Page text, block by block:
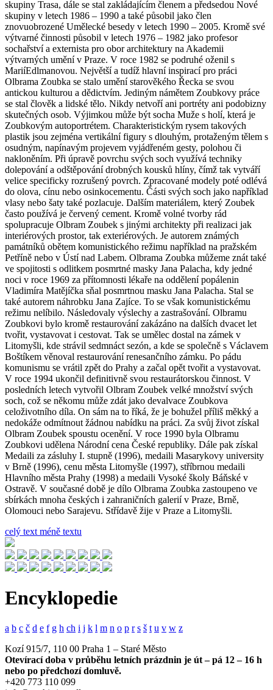
skupiny Trasa, dále se stal zakládajícím členem a předsedou Nové
skupiny v letech 1986 – 1990 a také působil jako člen
znovuobrozené Umělecké besedy v letech 1990 – 2005. Kromě své
výtvarné činnosti působil v letech 1976 – 1982 jako profesor
sochařství a externista pro obor architektury na Akademii
výtvarných umění v Praze. V roce 1982 se podruhé oženil s
MariíEdlmanovou. Největší a tudíž hlavní inspirací pro práci
Olbrama Zoubka se stalo umění starověkého Řecka se svou
antickou kulturou a dědictvím. Jediným námětem Zoubkovy práce
se stal člověk a lidské tělo. Nikdy netvoří ani portréty ani podobizny
skutečných osob. Výjimkou může být socha Muže s holí, která je
Zoubkovým autoportrétem. Charakteristickým rysem takových
plastik jsou zejména vertikální figury s dlouhým, protaženým tělem s
osudným, napínavým projevem vyjádřeném gesty, polohou či
nakloněním. Při úpravě povrchu svých soch využívá techniky
dolepování a odštěpování drobných kousků hlíny, čímž tak vytváří
velice specificky rozrušený povrch. Zpracované modely poté odlévá
do olova, cínu nebo osinkocementu. Části svých soch jako například
vlasy nebo šaty také pozlacuje. Dalším materiálem, který Zoubek
často používá je červený cement. Kromě volné tvorby rád
spolupracuje Olbram Zoubek s jinými architekty při realizaci jak
interiérových prostor, tak exteriérových. Je autorem známých
památníků obětem komunistického režimu například na pražském
Petříně nebo v Ústí nad Labem. Olbrama Zoubka můžeme znát také
ve spojitosti s odlitkem posmrtné masky Jana Palacha, kdy jedné
noci v roce 1969 za přítomnosti lékaře na oddělení popálenin
Vladimíra Matějíčka sňal posmrtnou masku Jana Palacha. Stal se
také autorem náhrobku Jana Zajíce. To se však komunistickému
režimu nelíbilo. Následovaly výslechy a zastrašování. Olbramu
Zoubkovi bylo kromě restaurování zakázáno na dalších dvacet let
tvořit, vystavovat i cestovat. Tak se umělec dostal na zámek v
Litomyšli, kde strávil sedmnáct sezón, a kde se společně s Václavem
Boštíkem věnoval restaurování renesančního zámku. Po pádu
komunismu se vrátil zpět do Prahy a začal opět tvořit a vystavovat.
V roce 1994 ukončil definitivně svou restaurátorskou činnost. V
posledních letech vytvořil Olbram Zoubek velké množství svých
soch, což se někomu může zdát jako devalvace Zoubkova
celoživotního díla. On sám na to říká, že je bohužel příliš měkký a
nedokáže odmítnout žádnou nabídku na práci. Za svůj život získal
Olbram Zoubek spoustu ocenění. V roce 1990 byla Olbramu
Zoubkovi udělena Národní cena České republiky. Dále pak získal
Medaili za zásluhy I. stupně (1996), medaili Masarykovy university
v Brně (1996), cenu města Litomyšle (1997), stříbrnou medaili
Hlavního města Prahy (1998) a medaili Vysoké školy Báňské v
Ostravě. V současné době je dílo Olbrama Zoubka zastoupeno ve
sbírkách mnoha českých i zahraničních galerií v Praze, Brně,
Olomouci nebo Sarajevu. Střídavě žije v Praze a Litomyšli.
celý text méně textu
Encyklopedie
a b c č d e f g h ch i j k l m n o p r s š t u v w z
Kozí 915/7, 110 00 Praha 1 – Staré Město
Otevírací doba v průběhu letních prázdnin je út – pá 12 – 16 h
nebo po předchozí domluvě.
+420 773 110 099